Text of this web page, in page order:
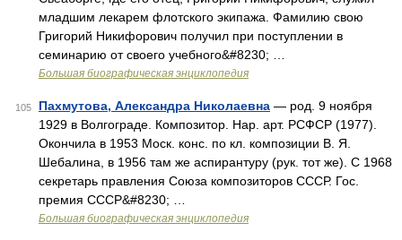
младшим лекарем флотского экипажа. Фамилию свою
Григорий Никифорович получил при поступлении в
семинарию от своего учебного&#8230; …
Большая биографическая энциклопедия
105 Пахмутова, Александра Николаевна — род. 9 ноября
1929 в Волгограде. Композитор. Нар. арт. РСФСР (1977).
Окончила в 1953 Моск. конс. по кл. композиции B. Я.
Шебалина, в 1956 там же аспирантуру (рук. тот же). С 1968
секретарь правления Союза композиторов СССР. Гос.
премия СССР&#8230; …
Большая биографическая энциклопедия